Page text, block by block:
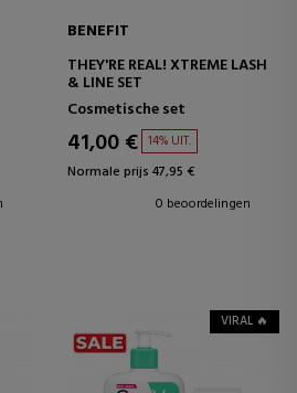
BENEFIT
THEY'RE REAL! XTREME LASH
& LINE SET
Cosmetische set
41,00 € 14% UIT.
Normale prijs 47,95 €
0 beoordelingen
VIRAL 🔥